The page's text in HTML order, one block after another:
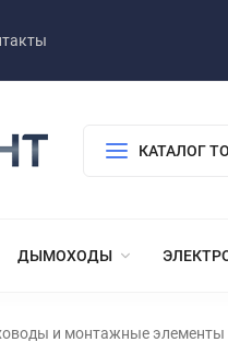
КАТАЛОГ
ДЫМОХОДЫ
и монтажные элементы